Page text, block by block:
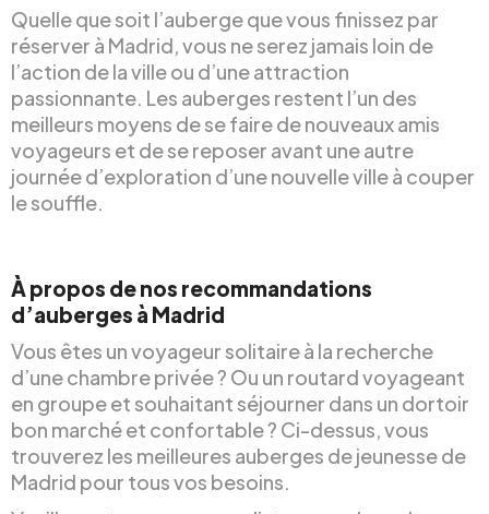
Quelle que soit l’auberge que vous finissez par
réserver à Madrid, vous ne serez jamais loin de
l’action de la ville ou d’une attraction
passionnante. Les auberges restent l’un des
meilleurs moyens de se faire de nouveaux amis
voyageurs et de se reposer avant une autre
journée d’exploration d’une nouvelle ville à couper
le souffle.
À propos de nos recommandations
d’auberges à Madrid
Vous êtes un voyageur solitaire à la recherche
d’une chambre privée ? Ou un routard voyageant
en groupe et souhaitant séjourner dans un dortoir
bon marché et confortable ? Ci-dessus, vous
trouverez les meilleures auberges de jeunesse de
Madrid pour tous vos besoins.